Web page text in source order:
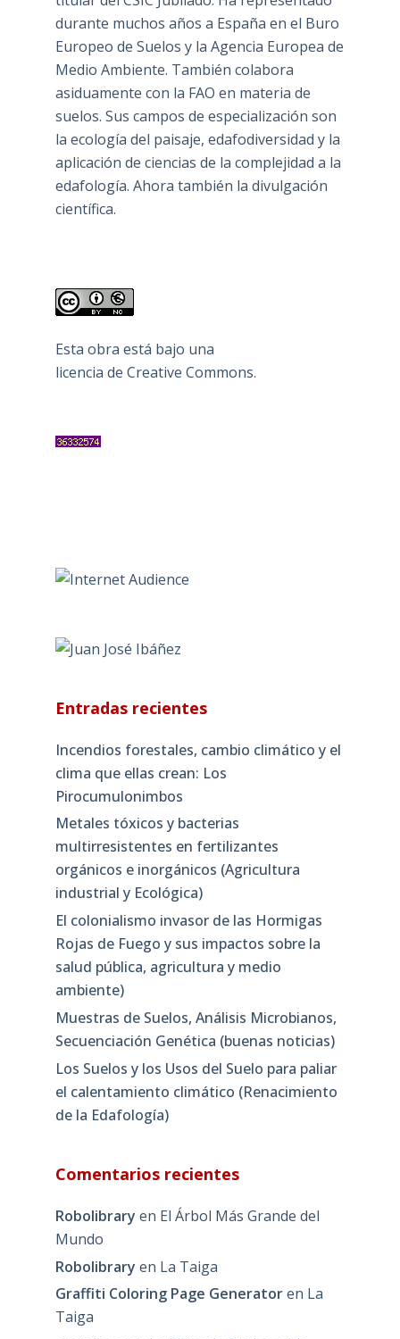
durante muchos años a España en el Buro
Europeo de Suelos y la Agencia Europea de
Medio Ambiente. También colabora
asiduamente con la FAO en materia de
suelos. Sus campos de especialización son
la ecología del paisaje, edafodiversidad y la
aplicación de ciencias de la complejidad a la
edafología. Ahora también la divulgación
científica.
Esta obra está bajo una
licencia de Creative Commons.
Entradas recientes
Incendios forestales, cambio climático y el
clima que ellas crean: Los
Pirocumulonimbos
Metales tóxicos y bacterias
multirresistentes en fertilizantes
orgánicos e inorgánicos (Agricultura
industrial y Ecológica)
El colonialismo invasor de las Hormigas
Rojas de Fuego y sus impactos sobre la
salud pública, agricultura y medio
ambiente)
Muestras de Suelos, Análisis Microbianos,
Secuenciación Genética (buenas noticias)
Los Suelos y los Usos del Suelo para paliar
el calentamiento climático (Renacimiento
de la Edafología)
Comentarios recientes
Robolibrary en El Árbol Más Grande del
Mundo
Robolibrary en La Taiga
Graffiti Coloring Page Generatoren La
Taiga